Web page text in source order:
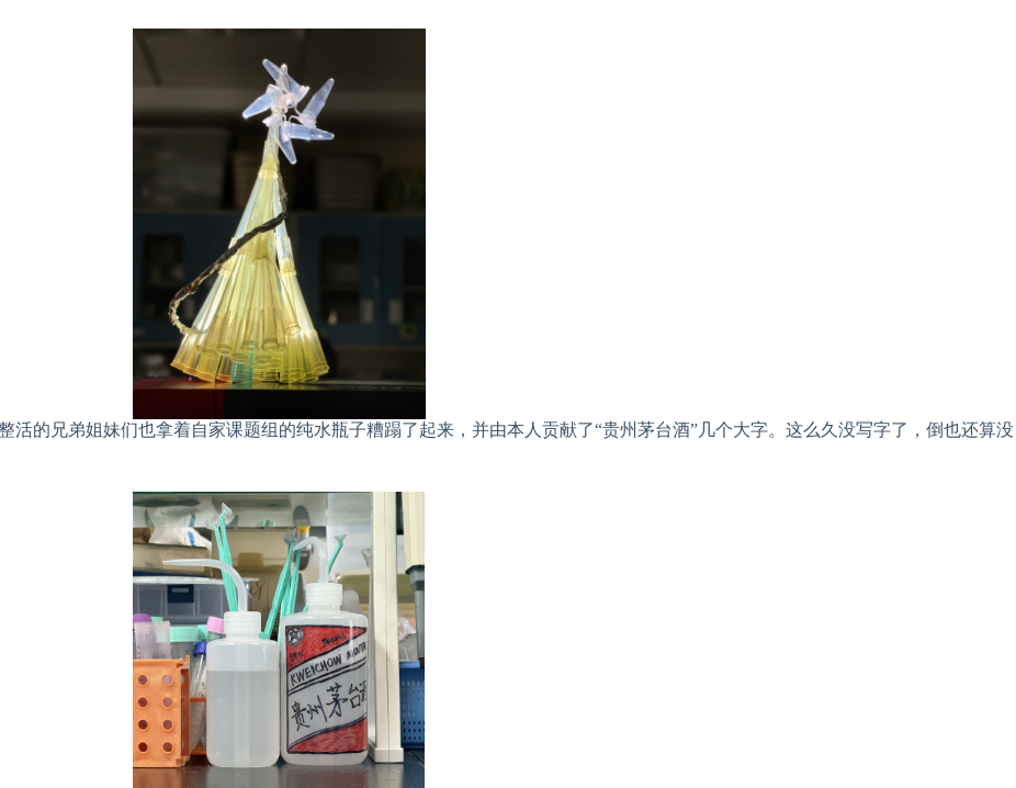
活的兄弟姐妹们也拿着自家课题组的纯水瓶子糟蹋了起来，并由本人贡献了“贵州茅台酒”几个大字。这么久没写字了，倒也还算没